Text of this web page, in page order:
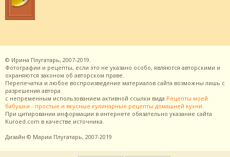
© Ирина Плугатарь, 2007-2019.
Фотографии и рецепты, если это не указано особо, являются авторскими и
охраняются законом об авторском праве.
Перепечатка и любое воспроизведение материалов сайта возможны лишь с
разрешения автора
с непременным использованием активной ссылки вида Рецепты моей
бабушки - простые и вкусные кулинарные рецепты домашней кухни.
При цитировании информации в интернете обязательно указание сайта
Kuroed.com в качестве источника.
Дизайн © Марии Плугатарь, 2007-2019